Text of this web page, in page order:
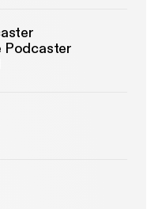
Podcaster